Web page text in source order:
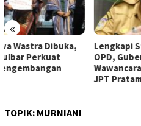
«
Lengkapi Struktur Pimpinan
OPD, Gubernur Sulbar
Wawancara Job Fit 16 Pejabat
TOPIK: MURNIANI